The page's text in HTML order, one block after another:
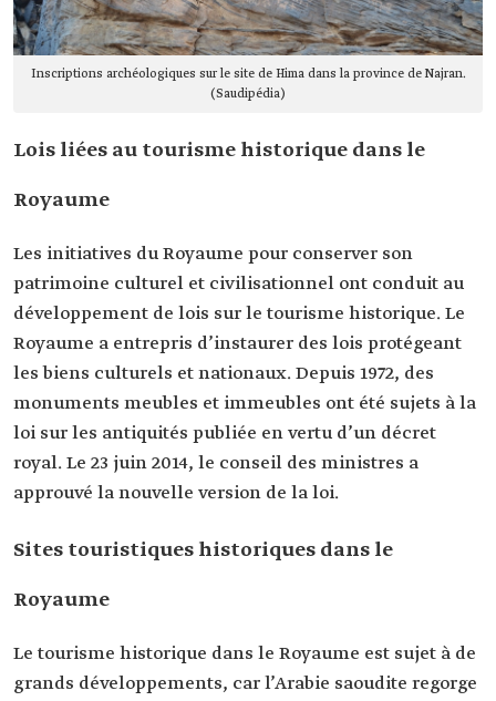
Inscriptions archéologiques sur le site de Hima dans la province de Najran.
(Saudipédia)
Lois liées au tourisme historique dans le
Royaume
Les initiatives du Royaume pour conserver son
patrimoine culturel et civilisationnel ont conduit au
développement de lois sur le tourisme historique. Le
Royaume a entrepris d’instaurer des lois protégeant
les biens culturels et nationaux. Depuis 1972, des
monuments meubles et immeubles ont été sujets à la
loi sur les antiquités publiée en vertu d’un décret
royal. Le 23 juin 2014, le conseil des ministres a
approuvé la nouvelle version de la loi.
Sites touristiques historiques dans le
Royaume
Le tourisme historique dans le Royaume est sujet à de
grands développements, car l’Arabie saoudite regorge